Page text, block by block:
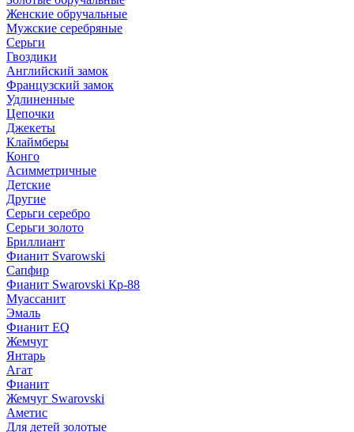
Женские обручальные
Мужские серебряные
Серьги
Гвоздики
Английский замок
Французский замок
Удлиненные
Цепочки
Джекеты
Клаймберы
Конго
Асимметричные
Детские
Другие
Серьги серебро
Серьги золото
Бриллиант
Фианит Svarowski
Сапфир
Фианит Swarovski Кр-88
Муассанит
Эмаль
Фианит EQ
Жемчуг
Янтарь
Агат
Фианит
Жемчуг Swarovski
Аметис
Для детей золотые